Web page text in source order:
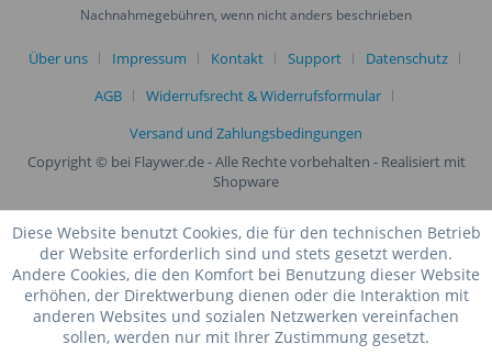
Nachnahmegebühren, wenn nicht anders beschrieben
Über uns Impressum Kontakt Support
Datenschutz
AGB
Widerrufsrecht & Widerrufsformular
Versand und Zahlungsbedingungen
Copyright © bei Flaywer.de - Alle Rechte vorbehalten - Realisiert mit
Shopware
Diese Website benutzt Cookies, die für den technischen Betrieb
der Website erforderlich sind und stets gesetzt werden.
Andere Cookies, die den Komfort bei Benutzung dieser Website
erhöhen, der Direktwerbung dienen oder die Interaktion mit
anderen Websites und sozialen Netzwerken vereinfachen
sollen, werden nur mit Ihrer Zustimmung gesetzt.